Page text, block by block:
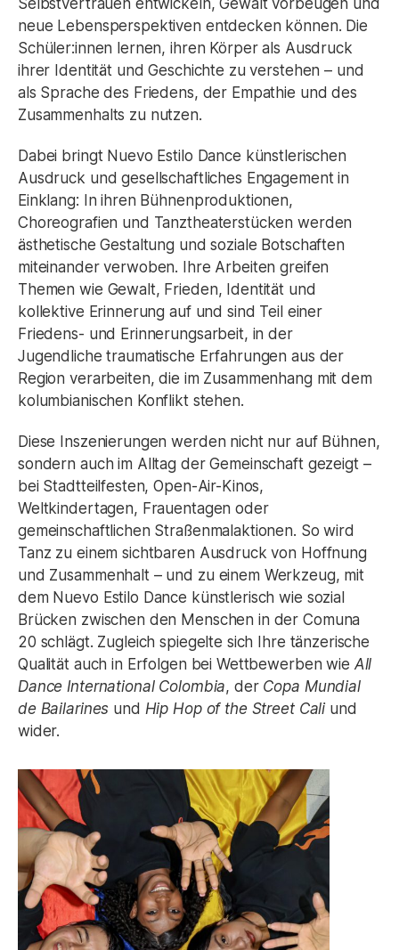
neue Lebensperspektiven entdecken können. Die
Schüler:innen lernen, ihren Körper als Ausdruck
ihrer Identität und Geschichte zu verstehen – und
als Sprache des Friedens, der Empathie und des
Zusammenhalts zu nutzen.
Dabei bringt Nuevo Estilo Dance künstlerischen
Ausdruck und gesellschaftliches Engagement in
Einklang: In ihren Bühnenproduktionen,
Choreografien und Tanztheaterstücken werden
ästhetische Gestaltung und soziale Botschaften
miteinander verwoben. Ihre Arbeiten greifen
Themen wie Gewalt, Frieden, Identität und
kollektive Erinnerung auf und sind Teil einer
Friedens- und Erinnerungsarbeit, in der
Jugendliche traumatische Erfahrungen aus der
Region verarbeiten, die im Zusammenhang mit dem
kolumbianischen Konflikt stehen.
Diese Inszenierungen werden nicht nur auf Bühnen,
sondern auch im Alltag der Gemeinschaft gezeigt –
bei Stadtteilfesten, Open-Air-Kinos,
Weltkindertagen, Frauentagen oder
gemeinschaftlichen Straßenmalaktionen. So wird
Tanz zu einem sichtbaren Ausdruck von Hoffnung
und Zusammenhalt – und zu einem Werkzeug, mit
dem Nuevo Estilo Dance künstlerisch wie sozial
Brücken zwischen den Menschen in der Comuna
20 schlägt. Zugleich spiegelte sich Ihre tänzerische
Qualität auch in Erfolgen bei Wettbewerben wieAll
Dance International Colombia, der Copa Mundial
de Bailarines und Hip Hop of the Street Cali und
wider.